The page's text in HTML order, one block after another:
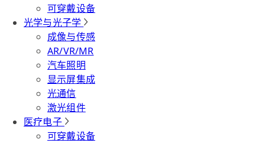
可穿戴设备
光学与光子学
成像与传感
AR/VR/MR
汽车照明
显示屏集成
光通信
激光组件
医疗电子
可穿戴设备